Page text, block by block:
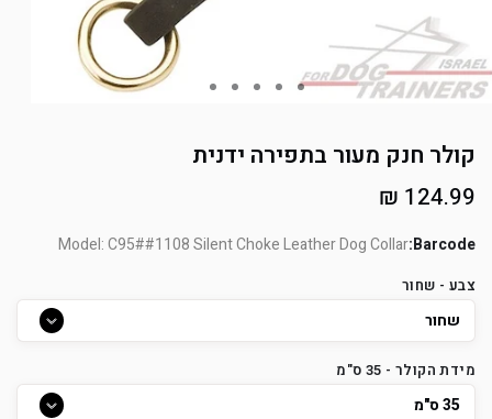
קולר חנק מעור בתפירה ידנית
מחיר
רגיל
124.99 ₪
Barcode:
Model: C95##1108 Silent Choke Leather Dog Collar
צבע - שחור
מידת הקולר - 35 ס"מ